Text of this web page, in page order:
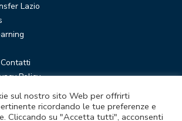
Lazio
Policy
sul nostro sito Web per offrirti
ricordando le tue preferenze e
Cliccando su "Accetta tutti", acconsenti